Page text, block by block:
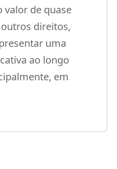
valor de quase
direitos,
uma
ao longo
em